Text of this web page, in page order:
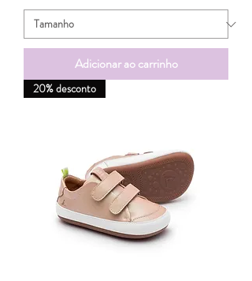
Adicionar ao carrinho
20% desconto